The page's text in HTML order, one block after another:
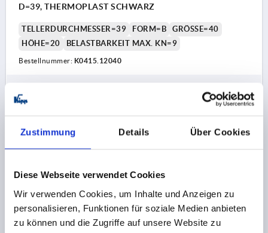
Zustimmung Details Über Cookies
Diese Webseite verwendet Cookies
Wir verwenden Cookies, um Inhalte und Anzeigen zu
personalisieren, Funktionen für soziale Medien anbieten
zu können und die Zugriffe auf unsere Website zu
D=39, THERMOPLAST SCHWARZ
TELLERDURCHMESSER=39 FORM=B
GRÖSSE=40
HÖHE=20
BELASTBARKEIT MAX. KN=9
Bestellnummer: K0415.12040
zzgl. MwSt.
DETAILS